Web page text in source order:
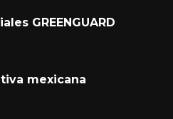
GREENGUARD
mexicana